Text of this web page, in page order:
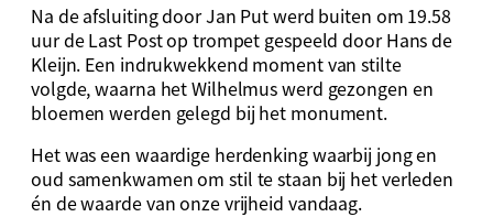
Na de afsluiting door Jan Put werd buiten om 19.58
uur de Last Post op trompet gespeeld door Hans de
Kleijn. Een indrukwekkend moment van stilte
volgde, waarna het Wilhelmus werd gezongen en
bloemen werden gelegd bij het monument.
Het was een waardige herdenking waarbij jong en
oud samenkwamen om stil te staan bij het verleden
én de waarde van onze vrijheid vandaag.